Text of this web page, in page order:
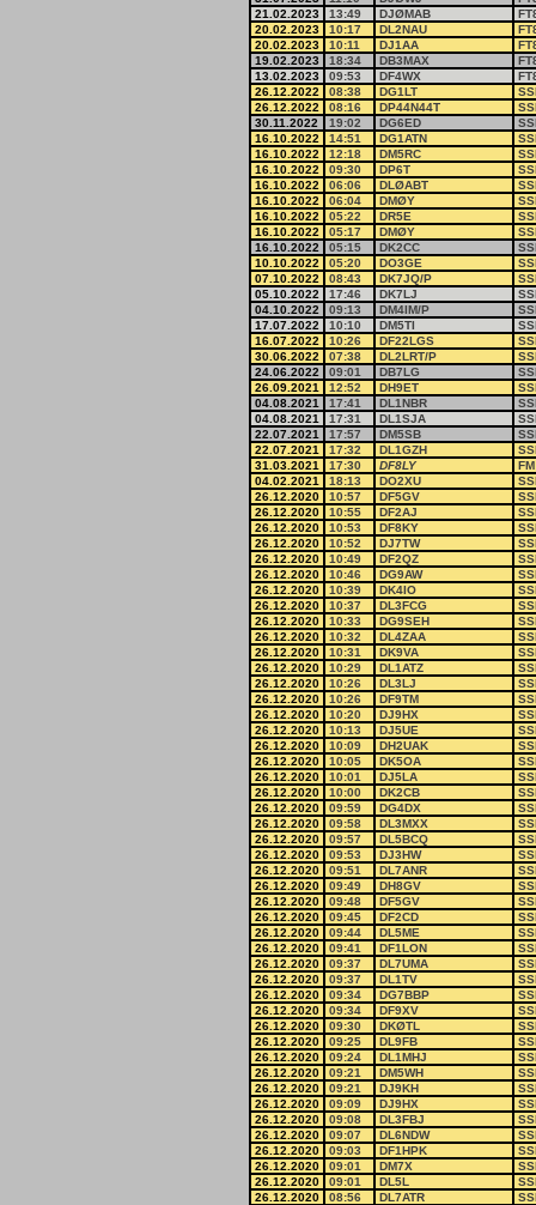
21.02.2023
13:49 DJØMAB
20.02.2023
10:17 DL2NAU
20.02.2023
10:11 DJ1AA
19.02.2023
18:34 DB3MAX
13.02.2023
09:53 DF4WX
26.12.2022
08:38 DG1LT
26.12.2022
08:16 DP44N44T
30.11.2022
19:02 DG6ED
16.10.2022
14:51 DG1ATN
16.10.2022
12:18 DM5RC
16.10.2022
09:30 DP6T
16.10.2022
06:06 DLØABT
16.10.2022
06:04 DMØY
16.10.2022
05:22 DR5E
16.10.2022
05:17 DMØY
16.10.2022
05:15 DK2CC
10.10.2022
05:20 DO3GE
07.10.2022
08:43 DK7JQ/P
05.10.2022
17:46 DK7LJ
04.10.2022
09:13 DM4IM/P
17.07.2022
10:10 DM5TI
16.07.2022
10:26 DF22LGS
30.06.2022
07:38 DL2LRT/P
24.06.2022
09:01 DB7LG
26.09.2021
12:52 DH9ET
04.08.2021
17:41 DL1NBR
04.08.2021
17:31 DL1SJA
22.07.2021
17:57 DM5SB
22.07.2021
17:32 DL1GZH
31.03.2021
17:30 DF8LY
FM
04.02.2021
18:13 DO2XU
26.12.2020
10:57 DF5GV
26.12.2020
10:55 DF2AJ
26.12.2020
10:53 DF8KY
26.12.2020
10:52 DJ7TW
26.12.2020
10:49 DF2QZ
26.12.2020
10:46 DG9AW
26.12.2020
10:39 DK4IO
26.12.2020
10:37 DL3FCG
26.12.2020
10:33 DG9SEH
26.12.2020
10:32 DL4ZAA
26.12.2020
10:31 DK9VA
26.12.2020
10:29 DL1ATZ
26.12.2020
10:26 DL3LJ
26.12.2020
10:26 DF9TM
26.12.2020
10:20 DJ9HX
26.12.2020
10:13 DJ5UE
26.12.2020
10:09 DH2UAK
26.12.2020
10:05 DK5OA
26.12.2020
10:01 DJ5LA
26.12.2020
10:00 DK2CB
26.12.2020
09:59 DG4DX
26.12.2020
09:58 DL3MXX
26.12.2020
09:57 DL5BCQ
26.12.2020
09:53 DJ3HW
26.12.2020
09:51 DL7ANR
26.12.2020
09:49 DH8GV
26.12.2020
09:48 DF5GV
26.12.2020
09:45 DF2CD
26.12.2020
09:44 DL5ME
26.12.2020
09:41 DF1LON
26.12.2020
09:37 DL7UMA
26.12.2020
09:37 DL1TV
26.12.2020
09:34 DG7BBP
26.12.2020
09:34 DF9XV
26.12.2020
09:30 DKØTL
26.12.2020
09:25 DL9FB
26.12.2020
09:24 DL1MHJ
26.12.2020
09:21 DM5WH
26.12.2020
09:21 DJ9KH
26.12.2020
09:09 DJ9HX
26.12.2020
09:08 DL3FBJ
26.12.2020
09:07 DL6NDW
26.12.2020
09:03 DF1HPK
26.12.2020
09:01 DM7X
26.12.2020
09:01 DL5L
26.12.2020
08:56 DL7ATR